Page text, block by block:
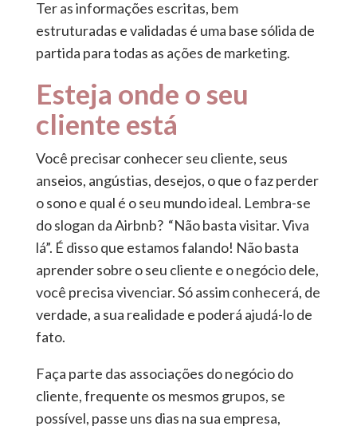
Ter as informações escritas, bem
estruturadas e validadas é uma base sólida de
partida para todas as ações de marketing.
Esteja onde o seu
cliente está
Você precisar conhecer seu cliente, seus
anseios, angústias, desejos, o que o faz perder
o sono e qual é o seu mundo ideal. Lembra-se
do slogan da Airbnb? “Não basta visitar. Viva
lá”. É disso que estamos falando! Não basta
aprender sobre o seu cliente e o negócio dele,
você precisa vivenciar. Só assim conhecerá, de
verdade, a sua realidade e poderá ajudá-lo de
fato.
Faça parte das associações do negócio do
cliente, frequente os mesmos grupos, se
possível, passe uns dias na sua empresa,